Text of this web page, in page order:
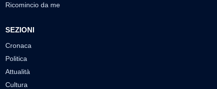
Ricomincio da me
SEZIONI
Cronaca
Politica
Attualità
Cultura